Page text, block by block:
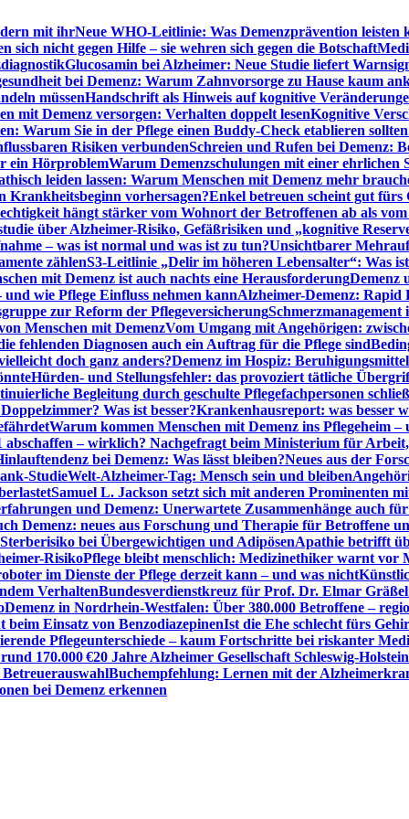
mit ihrNeue WHO-Leitlinie: Was Demenzprävention leisten
sich nicht gegen Hilfe – sie wehren sich gegen die Botschaft
Glucosamin bei Alzheimer: Neue Studie liefert
bei Demenz: Warum Zahnvorsorge zu Hause kaum
müssenHandschrift als Hinweis auf kognitive
mit Demenz versorgen: Verhalten doppelt lesenKognitive
Warum Sie in der Pflege einen Buddy-Check etablieren sollten
Risiken verbundenSchreien und Rufen bei Demenz:
ein HörproblemWarum Demenzschulungen mit einer ehrlichen
leiden lassen: Warum Menschen mit Demenz mehr
Krankheitsbeginn vorhersagen?Enkel betreuen scheint gut fürs
hängt stärker vom Wohnort der Betroffenen ab als vom
über Alzheimer-Risiko, Gefäßrisiken und „kognitive
– was ist normal und was ist zu tun?Unsichtbarer
zählenS3-Leitlinie „Delir im höheren Lebensalter“: Was
mit Demenz ist auch nachts eine HerausforderungDemenz
wie Pflege Einfluss nehmen kannAlzheimer-Demenz:
zur Reform der Pflegeversicherung
Menschen mit DemenzVom Umgang mit Angehörigen:
fehlenden Diagnosen auch ein Auftrag für die Pflege sind
doch ganz anders?Demenz im Hospiz:
Hürden- und Stellungsfehler: das provoziert tätliche
Begleitung durch geschulte Pflegefachpersonen
Was ist besser?Krankenhausreport: was besser
Warum kommen Menschen mit Demenz ins Pflegeheim
abschaffen – wirklich? Nachgefragt beim Ministerium für
bei Demenz: Was lässt bleiben?Neues aus der
StudieWelt-Alzheimer-Tag: Mensch sein und bleiben
Samuel L. Jackson setzt sich mit anderen Prominenten
und Demenz: Unerwartete Zusammenhänge auch
Demenz: neues aus Forschung und Therapie für Betroffene
bei Übergewichtigen und AdipösenApathie betrifft
RisikoPflege bleibt menschlich: Medizinethiker warnt vor
im Dienste der Pflege derzeit kann – und was nicht
VerhaltenBundesverdienstkreuz für Prof. Dr. Elmar
Demenz in Nordrhein-Westfalen: Über 380.000 Betroffene –
Einsatz von BenzodiazepinenIst die Ehe schlecht fürs
Pflegeunterschiede – kaum Fortschritte bei riskanter
170.000 €20 Jahre Alzheimer Gesellschaft Schleswig-
Buchempfehlung: Lernen mit der
bei Demenz erkennen